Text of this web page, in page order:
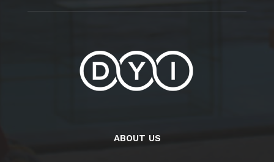
ABOUT US